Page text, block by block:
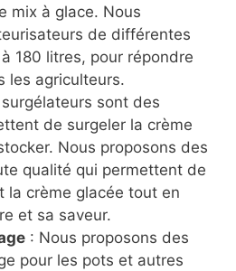
mix à glace. Nous
de différentes
180 litres, pour répondre
les agriculteurs.
sont des
de surgeler la crème
Nous proposons des
qualité qui permettent de
la crème glacée tout en
et sa saveur.
: Nous proposons des
pour les pots et autres